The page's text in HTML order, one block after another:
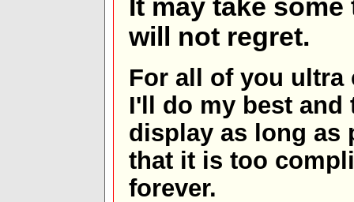
It may take
will not regret.
For all of you ultra
I'll do my best and
display as long as
that it is too
forever.